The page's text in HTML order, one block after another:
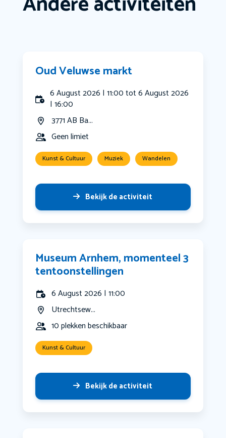
Oud Veluwse markt
6 August 2026 | 11:00 tot 6 August 2026
| 16:00
3771 AB Ba...
Geen limiet
Kunst & Cultuur Muziek Wandelen
Bekijk de activiteit
Museum Arnhem, momenteel 3
tentoonstellingen
6 August 2026 | 11:00
Utrechtsew...
10 plekken beschikbaar
Kunst & Cultuur
Bekijk de activiteit